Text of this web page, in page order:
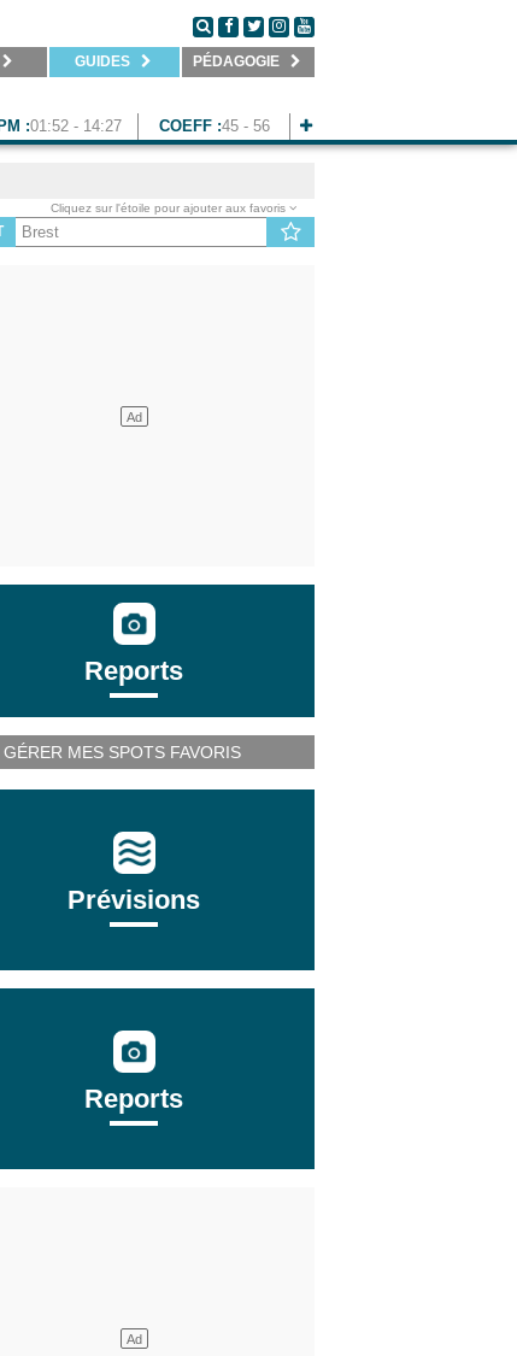
GUIDES PÉDAGOGIE
PM :01:52 - 14:27 COEFF :45 - 56
Cliquez sur l'étoile pour ajouter aux favoris
Reports
GÉRER MES SPOTS FAVORIS
Prévisions
Reports